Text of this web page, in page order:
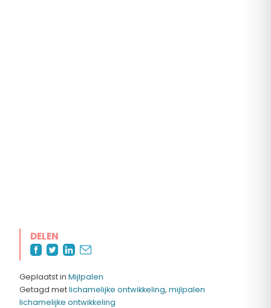
DELEN
Geplaatst in Mijlpalen
Getagd metlichamelijke ontwikkeling, mijlpalen
lichamelijke ontwikkeling